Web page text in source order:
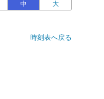
中 大
時刻表へ戻る